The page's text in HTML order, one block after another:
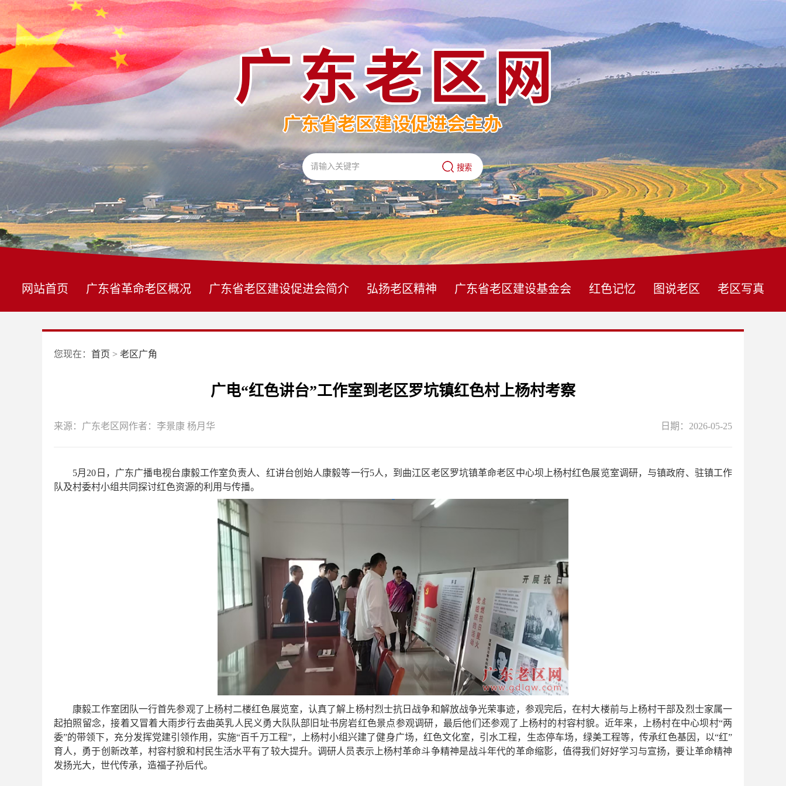
网站首页 广东省革命老区概况 广东省老区建设促进会简介 弘扬老区精神 广东省老区建设基金会 红色记忆 图说老区 老区写真
您现在： 首页 > 老区广角
广电“红色讲台”工作室到老区罗坑镇红色村上杨村考察
来源：广东老区网作者：李景康 杨月华 日期：2026-05-25
5月20日，广东广播电视台康毅工作室负责人、红讲台创始人康毅等一行5人，到曲江区老区罗坑镇革命老区中心坝上杨村红色展览室调研，与镇政府、驻镇工作
队及村委村小组共同探讨红色资源的利用与传播。
康毅工作室团队一行首先参观了上杨村二楼红色展览室，认真了解上杨村烈士抗日战争和解放战争光荣事迹，参观完后，在村大楼前与上杨村干部及烈士家属一
起拍照留念，接着又冒着大雨步行去曲英乳人民义勇大队队部旧址书房岩红色景点参观调研，最后他们还参观了上杨村的村容村貌。近年来，上杨村在中心坝村“两
委”的带领下，充分发挥党建引领作用，实施“百千万工程”，上杨村小组兴建了健身广场，红色文化室，引水工程，生态停车场，绿美工程等，传承红色基因，以“红”
育人，勇于创新改革，村容村貌和村民生活水平有了较大提升。调研人员表示上杨村革命斗争精神是战斗年代的革命缩影，值得我们好好学习与宣扬，要让革命精神
发扬光大，世代传承，造福子孙后代。